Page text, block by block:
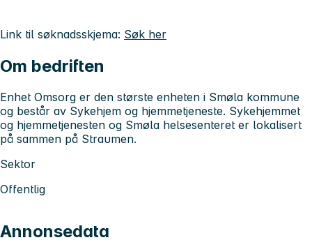
Link til søknadsskjema: Søk her
Om bedriften
Enhet Omsorg er den største enheten i Smøla kommune
og består av Sykehjem og hjemmetjeneste. Sykehjemmet
og hjemmetjenesten og Smøla helsesenteret er lokalisert
på sammen på Straumen.
Sektor
Offentlig
Annonsedata